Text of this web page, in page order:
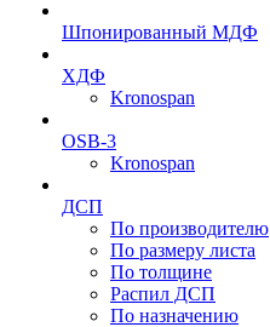
Шпонированный МДФ
ХДФ
Kronospan
OSB-3
Kronospan
ДСП
По производителю
По размеру листа
По толщине
Распил ДСП
По назначению